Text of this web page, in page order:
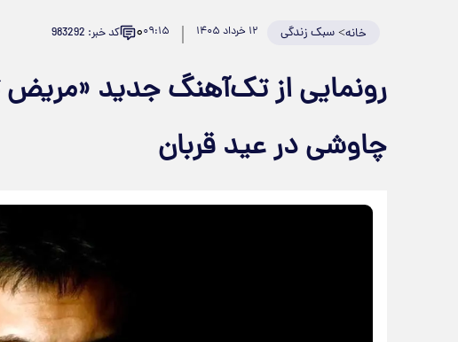
خانه>سبک زندگی ۱۲ خرداد ۱۴۰۵ ۰۹:۱۵۰ کد خبر: 983292
رونمایی از تک‌آهنگ جدید
چاوشی در عید قربان